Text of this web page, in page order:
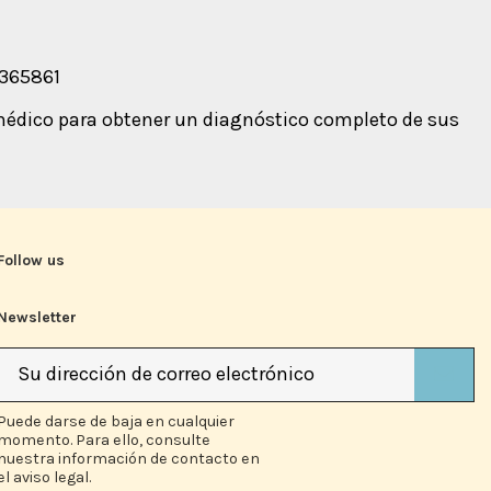
para obtener un diagnóstico completo de sus
us
darse de baja en cualquier
Para ello, consulte
información de contacto en
aviso legal.